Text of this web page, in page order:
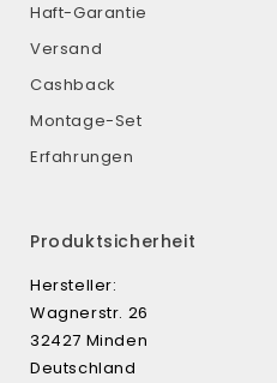
Haft-Garantie
Versand
Cashback
Montage-Set
Erfahrungen
Produktsicherheit
Hersteller:
Wagnerstr. 26
32427 Minden
Deutschland